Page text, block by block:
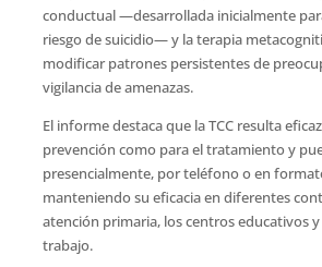
conductual —desarrollada inicialmente
riesgo de suicidio— y la terapia
modificar patrones persistentes de
vigilancia de amenazas.
El informe destaca que la TCC resulta
prevención como para el tratamiento y
presencialmente, por teléfono o en
manteniendo su eficacia en diferentes
atención primaria, los centros educativos
trabajo.